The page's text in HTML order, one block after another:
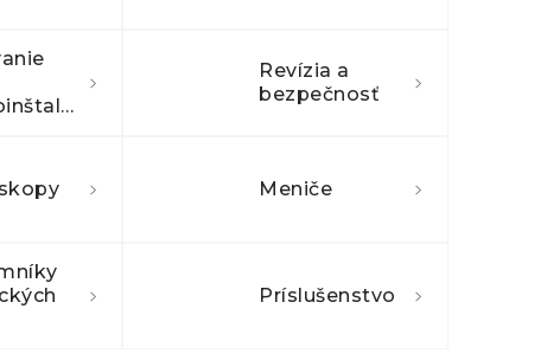
elektroinštalácie
Revízia a
bezpečnosť
Meniče
Príslušenstvo